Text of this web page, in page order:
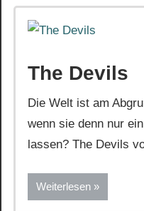
The Devils
Die Welt ist am
wenn sie denn nur
lassen? The Devils
Weiterlesen